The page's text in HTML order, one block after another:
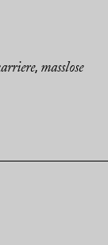
, masslose